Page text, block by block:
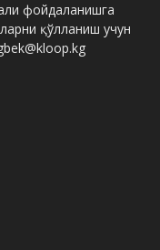
фойдаланишга
қўлланиш учун